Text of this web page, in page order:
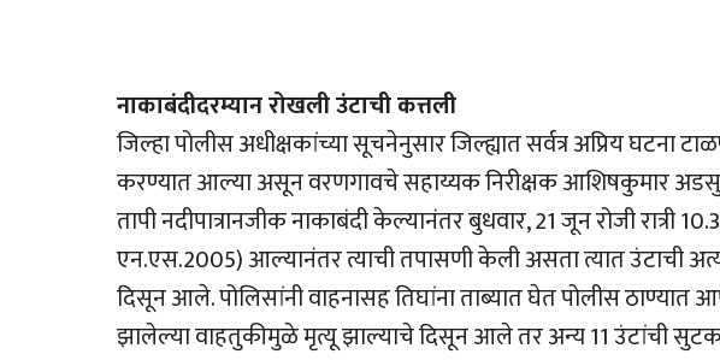
नाकाबंदीदरम्यान रोखली उंटाची कत्तली
जिल्हा पोलीस अधीक्षकांच्या सूचनेनुसार जिल्ह्यात सर्वत्र अप्रिय घटना
करण्यात आल्या असून वरणगावचे सहाय्यक निरीक्षक आशिषकुमार अडसुळ
तापी नदीपात्रानजीक नाकाबंदी केल्यानंतर बुधवार, 21 जून रोजी रात्री
एन.एस.2005) आल्यानंतर त्याची तपासणी केली असता त्यात उंटाची
दिसून आले. पोलिसांनी वाहनासह तिघांना ताब्यात घेत पोलीस ठाण्यात
झालेल्या वाहतुकीमुळे मृत्यू झाल्याचे दिसून आले तर अन्य 11 उंटांची